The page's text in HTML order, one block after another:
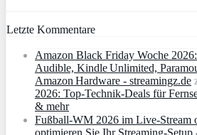
Letzte Kommentare
Amazon Black Friday Woche
Audible, Kindle Unlimited,
Amazon Hardware - streamingz.de
2026: Top-Technik-Deals für
& mehr
Fußball-WM 2026 im Live-Stream